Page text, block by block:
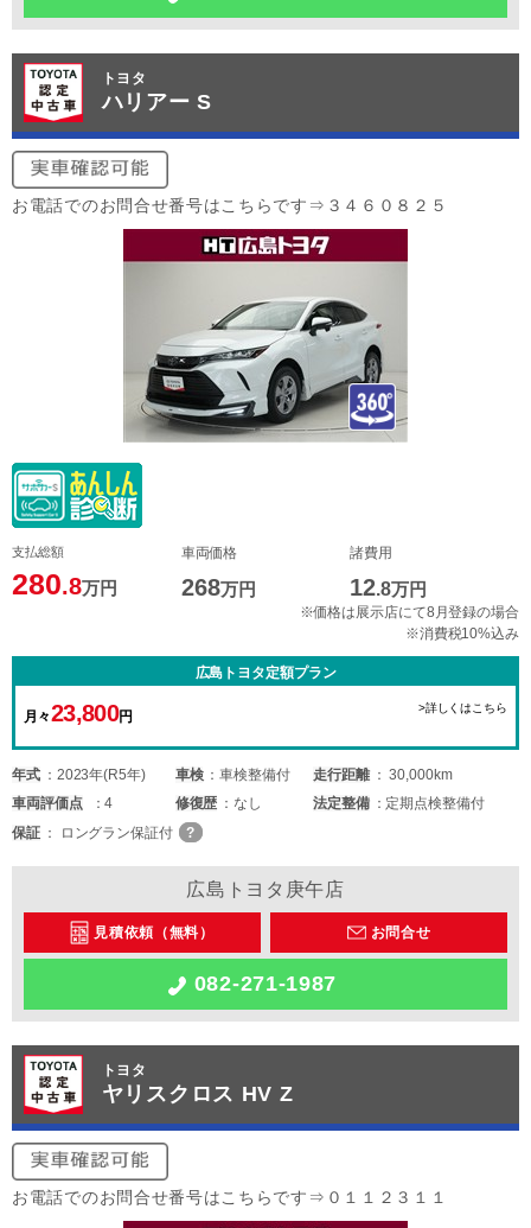
トヨタ
ハリアー S
お電話でのお問合せ番号はこちらです⇒３４６０８２５
支払総額
280.8万円
車両価格
268万円
諸費用
12.8万円
※価格は展示店にて8月登録の場合
※消費税10%込み
広島トヨタ定額プラン
月々23,800円
>詳しくはこちら
年式 2023年(R5年) 車検 車検整備付 走行距離
30,000km
車両評価点 4 修復歴 なし 法定整備
定期点検整備付
保証
ロングラン保証付
広島トヨタ庚午店
見積依頼（無料） お問合せ
082-271-1987
トヨタ
ヤリスクロス HV Z
お電話でのお問合せ番号はこちらです⇒０１１２３１１